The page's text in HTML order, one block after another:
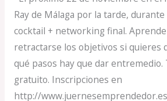
Ray de Málaga por la tarde,
cocktail + networking final.
retractarse los objetivos si quieres
qué pasos hay que dar
gratuito. Inscripciones en
http://